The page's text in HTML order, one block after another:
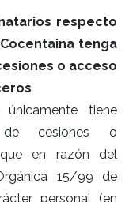
respecto
tenga
o acceso
tiene
cesiones o
en razón del
15/99 de
personal (en